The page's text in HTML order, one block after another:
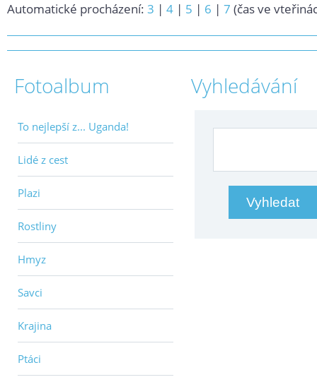
Automatické procházení: 3 | 4 | 5 | 6 | 7 (čas ve
Fotoalbum
To nejlepší z... Uganda!
Lidé z cest
Plazi
Rostliny
Hmyz
Savci
Krajina
Ptáci
Vyhledávání